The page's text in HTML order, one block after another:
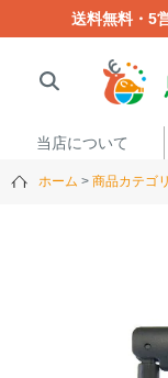
送料無料・5
当店について
ホーム 商品カテゴ
送料無料・5営